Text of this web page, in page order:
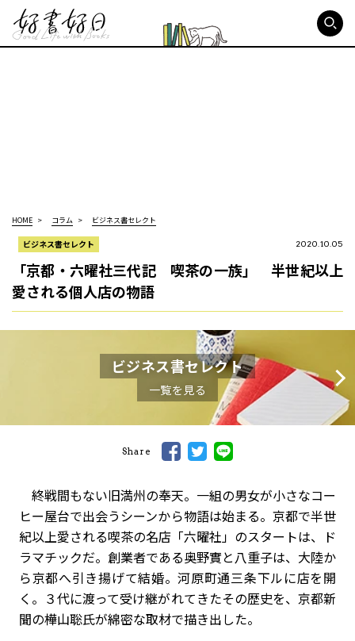
HOME コラム ビジネス書セレクト
ビジネス書セレクト 2020.10.05
「京都・六曜社三代記 喫茶の一族」 半世紀以上
愛される個人店の物語
ビジネス書セレクト
一覧を見る
Share
終戦間もない旧満州の奉天。一組の男女が小さなコー
ヒー屋台で出会うシーンから物語は始まる。京都で半世
紀以上愛される喫茶の名店「六曜社」のスタートは、ド
ラマチックだ。創業者である奥野實と八重子は、大陸か
ら京都へ引き揚げて結婚。河原町通三条下ルに店を開
く。３代に渡って受け継がれてきたその歴史を、京都新
聞の樺山聡氏が綿密な取材で描き出した。